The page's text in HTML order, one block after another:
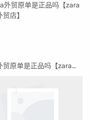
zara外贸原单是正品吗【zara原单外贸店】